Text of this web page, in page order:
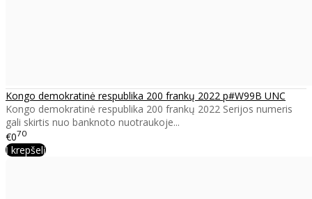
Kongo demokratinė respublika 200 frankų 2022 p#W99B UNC
Kongo demokratinė respublika 200 frankų 2022 Serijos numeris
gali skirtis nuo banknoto nuotraukoje...
€070
Į krepšelį